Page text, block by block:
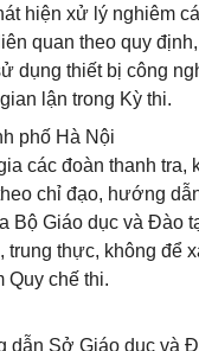
hiện xử lý nghiêm
quan theo quy
dụng thiết bị công
lận trong Kỳ thi.
phố Hà Nội
các đoàn thanh tra,
chỉ đạo, hướng
Bộ Giáo dục và Đào
trung thực, không để
Quy chế thi.
dẫn Sở Giáo dục và